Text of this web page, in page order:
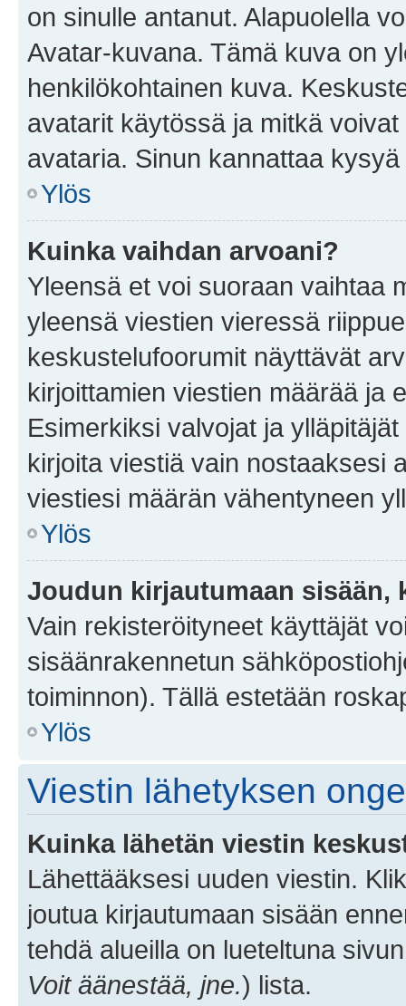
on sinulle antanut. Alapuolella
Avatar-kuvana. Tämä kuva on
henkilökohtainen kuva.
avatarit käytössä ja mitkä
avataria. Sinun kannattaa
Ylös
Kuinka vaihdan arvoani?
Yleensä et voi suoraan vaihtaa
yleensä viestien vieressä
keskustelufoorumit näyttävät
kirjoittamien viestien määrää ja
Esimerkiksi valvojat ja
kirjoita viestiä vain nostaaksesi
viestiesi määrän vähentyneen
Ylös
Joudun kirjautumaan sisään,
Vain rekisteröityneet käyttäjät
sisäänrakennetun
toiminnon). Tällä estetään
Ylös
Viestin lähetyksen
Kuinka lähetän viestin
Lähettääksesi uuden viestin.
joutua kirjautumaan sisään
tehdä alueilla on lueteltuna
Voit äänestää, jne.) lista.